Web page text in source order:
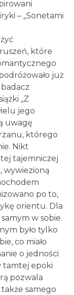
– „Sonetami
które
już
„Z
jego
uwagę
którego
Nikt
tajemniczej
wywiezioną
po to,
orientu. Dla
w sobie.
było tylko
co miało
o jedności
tamtej epoki
pozwala
samego